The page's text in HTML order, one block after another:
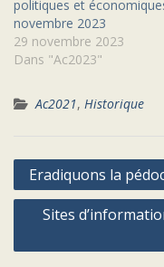
politiques et
novembre 2023
29 novembre 2023
Dans "Ac2023"
Ac2021, Historique
Navigation
de
l’article
Eradiquons la
Sites